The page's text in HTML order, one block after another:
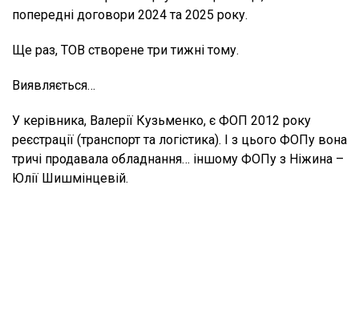
попередні договори 2024 та 2025 року.
Ще раз, ТОВ створене три тижні тому.
Виявляється…
У керівника, Валерії Кузьменко, є ФОП 2012 року
реєстрації (транспорт та логістика). І з цього ФОПу вона
тричі продавала обладнання… іншому ФОПу з Ніжина –
Юлії Шишмінцевій.